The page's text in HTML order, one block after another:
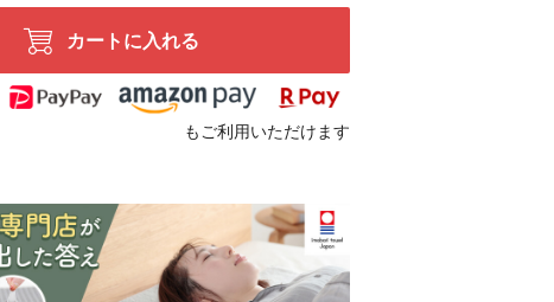
カートに入れる
もご利用いただけます